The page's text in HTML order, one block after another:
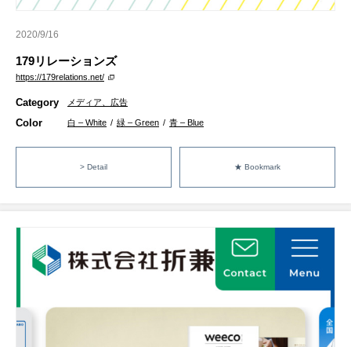
2020/9/16
179リレーションズ
https://179relations.net/
Category メディア、広告
Color 白 – White / 緑 – Green / 青 – Blue
> Detail ★ Bookmark